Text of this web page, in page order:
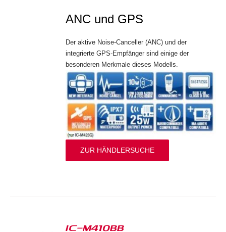
ANC und GPS
Der aktive Noise-Canceller (ANC) und der
integrierte GPS-Empfänger sind einige der
besonderen Merkmale dieses Modells.
ZUR HÄNDLERSUCHE
IC-M410BB